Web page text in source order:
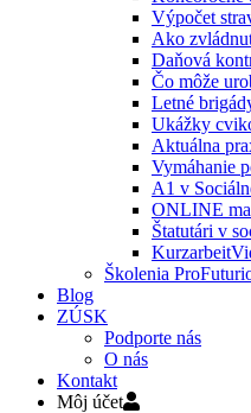
Výpočet
Ako
Daňová
Čo môže
Letné
Ukážky
Aktuálna
Vymáhanie
A1 v
ONLINE
Štatutári v
Kurzarbeit
Školenia
Blog
ZÚSK
Podporte nás
O nás
Kontakt
Môj účet